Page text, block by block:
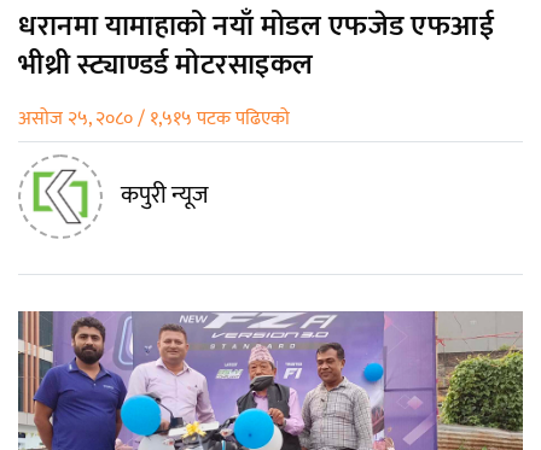
धरानमा यामाहाको नयाँ मोडल एफजेड एफआई
भीथ्री स्ट्याण्डर्ड मोटरसाइकल
असोज २५, २०८० / १,५१५ पटक पढिएको
कपुरी न्यूज